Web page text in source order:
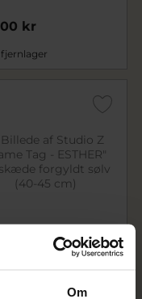
Om
kr
fjernlager
Z "Name Tag -